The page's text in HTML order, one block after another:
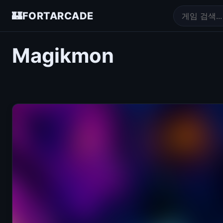
🏰FORTARCADE
Magikmon